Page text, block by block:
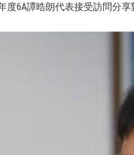
度6A譚晧朗代表接受訪問分